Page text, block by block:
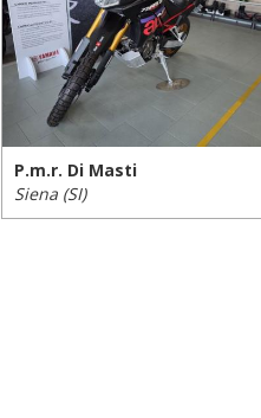
P.m.r. Di Masti
Siena (SI)